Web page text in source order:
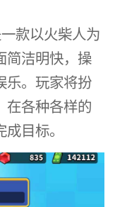
款以火柴人为
简洁明快，操
乐。玩家将扮
在各种各样的
目标。